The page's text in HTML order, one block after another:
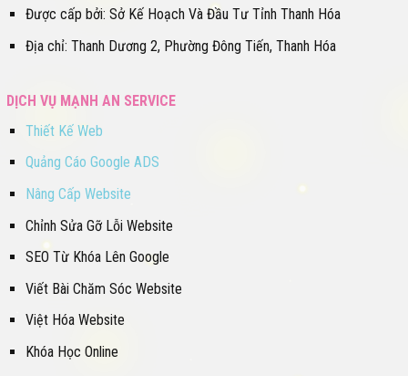
Được cấp bởi: Sở Kế Hoạch Và Đầu Tư Tỉnh Thanh Hóa
Địa chỉ: Thanh Dương 2, Phường Đông Tiến, Thanh Hóa
DỊCH VỤ MẠNH AN SERVICE
Thiết Kế Web
Quảng Cáo Google ADS
Nâng Cấp Website
Chỉnh Sửa Gỡ Lỗi Website
SEO Từ Khóa Lên Google
Viết Bài Chăm Sóc Website
Việt Hóa Website
Khóa Học Online